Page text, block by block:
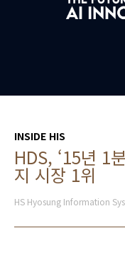
INSIDE HIS
HDS, ‘15년 1
지 시장 1위
HS Hyosung Information